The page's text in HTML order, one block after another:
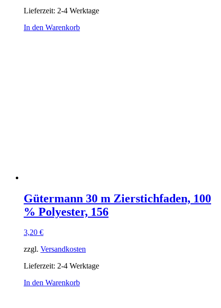
Lieferzeit: 2-4 Werktage
In den Warenkorb
Gütermann 30 m Zierstichfaden, 100
% Polyester, 156
3,20 €
zzgl. Versandkosten
Lieferzeit: 2-4 Werktage
In den Warenkorb